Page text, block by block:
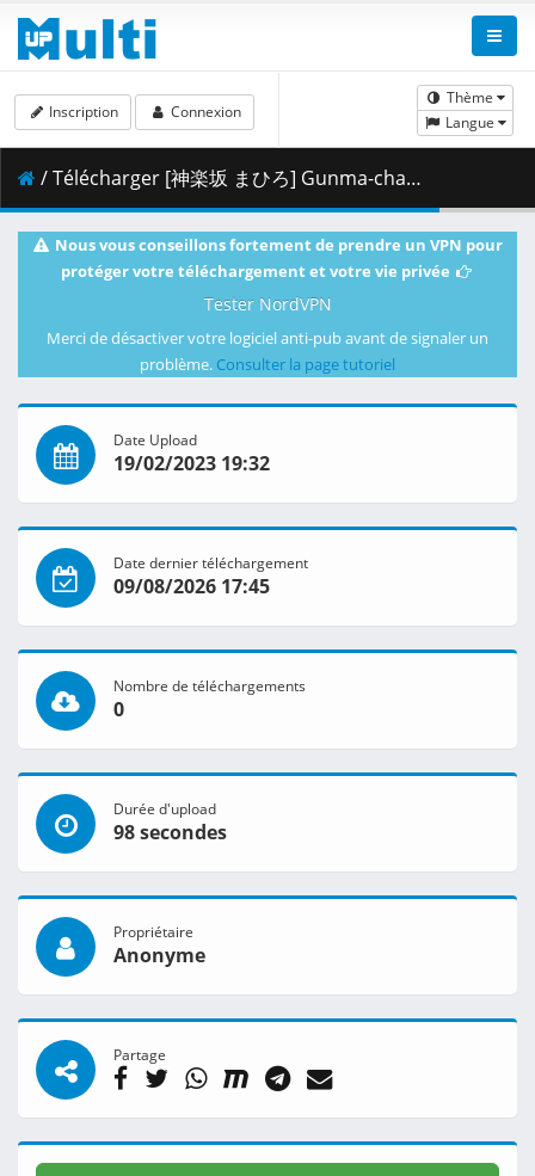
Thème
Langue
Inscription Connexion
/ Télécharger [神楽坂 まひろ] Gunma-chan - 01 (CR 1920x1080 AVC AAC MKV) [ACF94DF2].mkv.002 ( 478.20 MB )
Nous vous conseillons fortement de prendre un VPN pour
protéger votre téléchargement et votre vie privée
Tester NordVPN
Merci de désactiver votre logiciel anti-pub avant de signaler un
problème. Consulter la page tutoriel
Date Upload
19/02/2023 19:32
Date dernier téléchargement
09/08/2026 17:45
Nombre de téléchargements
0
Durée d'upload
98 secondes
Propriétaire
Anonyme
Partage